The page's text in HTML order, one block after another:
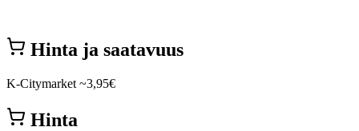
Hinta ja saatavuus
K-Citymarket ~3,95€
Hinta